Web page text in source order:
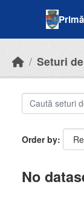
Seturi
Order by
No